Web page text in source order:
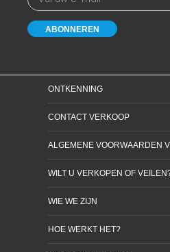
ONTKENNING
CONTACT VERKOOP
ALGEMENE VOORWAARDEN
WILT U VERKOPEN OF
WIE WE ZIJN
HOE WERKT HET?